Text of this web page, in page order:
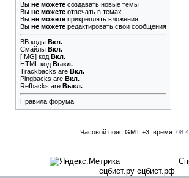
Вы не можете создавать новые темы
Вы не можете отвечать в темах
Вы не можете прикреплять вложения
Вы не можете редактировать свои сообщения
BB коды Вкл.
Смайлы Вкл.
[IMG] код Вкл.
HTML код Выкл.
Trackbacks are Вкл.
Pingbacks are Вкл.
Refbacks are Выкл.
Правила форума
Часовой пояс GMT +3, время:
сцбист.ру сцбист.рф